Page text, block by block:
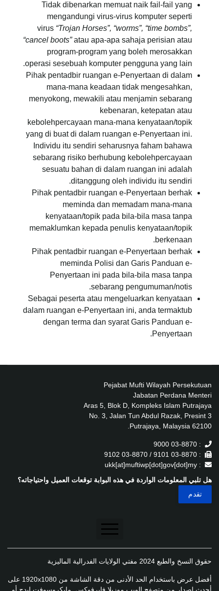
Tidak dibenarkan memuat naik fail-fail yang
mengandungi virus-virus komputer seperti
virus “Trojan Horses”, “worms”, “time bombs”,
“cancel boots”atau apa-apa sahaja perisian atau
program-program yang boleh merosakkan
operasi sesebuah komputer pengguna yang lain.
Pihak pentadbir ruangan e-Penyertaan di dalam
mana-mana keadaan tidak mengesahkan,
menyokong, mewakili atau menjamin sebarang
kebenaran, ketepatan atau
kebolehpercayaan mana-mana kenyataan/topik
yang di buat di dalam ruangan e-Penyertaan ini.
Individu itu sendiri seharusnya faham bahawa
sebarang risiko berhubung kebolehpercayaan
sesuatu bahan di dalam ruangan ini adalah
ditanggung oleh individu itu sendiri.
Pihak pentadbir ruangan e-Penyertaan berhak
meminda dan memadam mana-mana
kenyataan/topik pada bila-bila masa tanpa
memaklumkan kepada penulis kenyataan/topik
berkenaan.
Pihak pentadbir ruangan e-Penyertaan berhak
meminda Polisi dan Garis Panduan e-
Penyertaan ini pada bila-bila masa tanpa
sebarang pengumuman/notis.
Sebagai peserta atau mengeluarkan kenyataan
dalam ruangan e-Penyertaan ini, anda termaktub
dengan terma dan syarat Garis Panduan e-
Penyertaan.
Pejabat Mufti Wilayah Persekutuan
Jabatan Perdana Menteri
Aras 5, Blok D, Kompleks Islam Putrajaya
No. 3, Jalan Tun Abdul Razak, Presint 3
62100 Putrajaya, Malaysia.
: 03-8870 9000
: 03-8870 9101 / 03-8870 9102
: ukk[at]muftiwp[dot]gov[dot]my
هل تلبي المعلومات الواردة في هذه البوابة توقعات العميل واحتياجاته؟
تنصل
سياسة الخصوصية
سياسة الخصوصية
حقوق النسخ والطبع 2024 مفتي الولايات الفدرالية الماليزية
أفضل عرض باستخدام الحد الأدنى من دقة الشاشة من 1920x1080 على